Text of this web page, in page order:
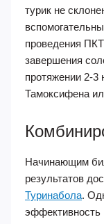
турик не
проведения
завершения
протяжении 2-3
Тамоксифена
Начинающим
результатов
Туринабола.
эффективность